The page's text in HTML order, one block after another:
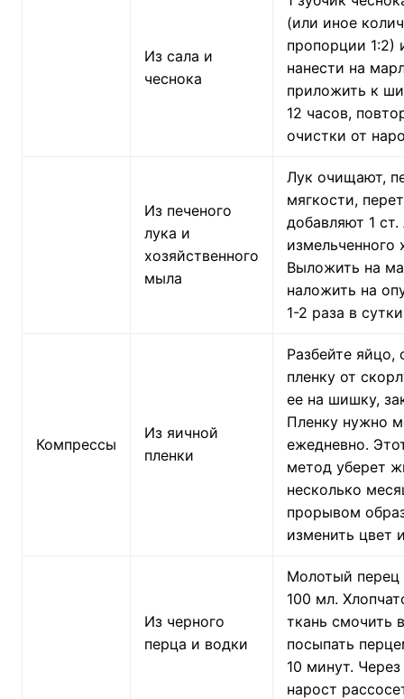
Из сала и
чеснока
(или иное
пропорции 1:2)
нанести на
приложить к
12 часов,
очистки от
Из печеного
лука и
хозяйственного
мыла
Лук очищают,
мягкости,
добавляют 1
измельченного
Выложить на
наложить на
1-2 раза в
Компрессы
Из яичной
пленки
Разбейте яйцо,
пленку от
ее на шишку,
Пленку нужно
ежедневно.
метод уберет
несколько
прорывом
изменить цвет
Из черного
перца и водки
Молотый перец
100 мл.
ткань смочить
посыпать
10 минут.
нарост